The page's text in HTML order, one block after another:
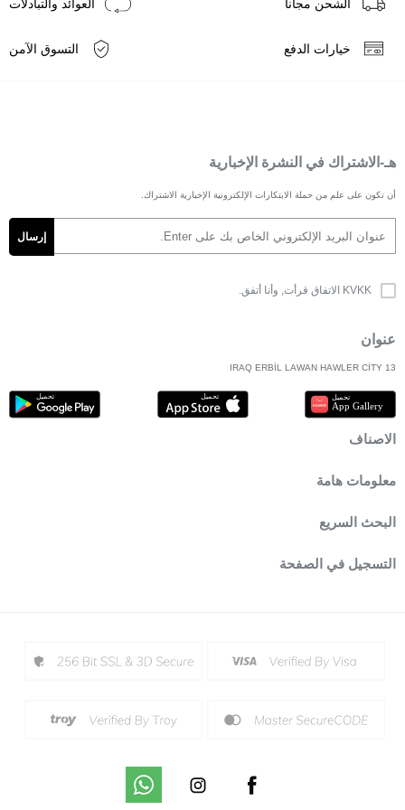
الشحن مجانا العوائد والتبادلات
خيارات الدفع التسوق الآمن
هـ-الاشتراك في النشرة الإخبارية
أن تكون على علم من حملة الابتكارات الإلكترونية الإخبارية الاشتراك.
KVKK الاتفاق قرأت, وأنا أتفق.
عنوان
IRAQ ERBİL LAWAN HAWLER CİTY 13
الاصناف
معلومات هامة
البحث السريع
التسجيل في الصفحة